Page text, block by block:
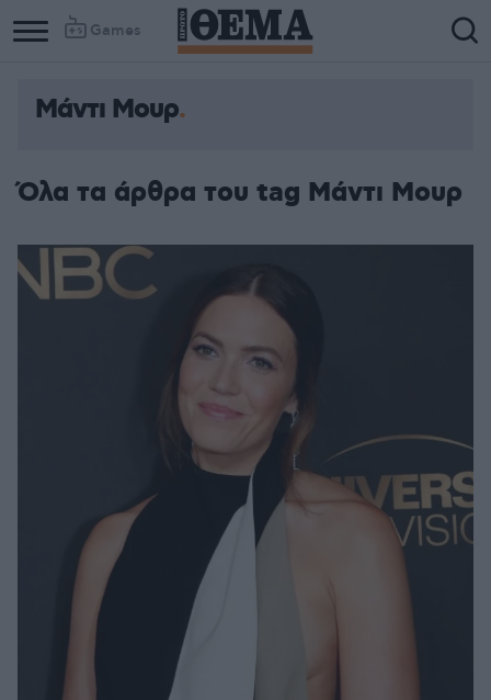
Games
Μάντι Μουρ
Όλα τα άρθρα του tag Μάντι Μουρ